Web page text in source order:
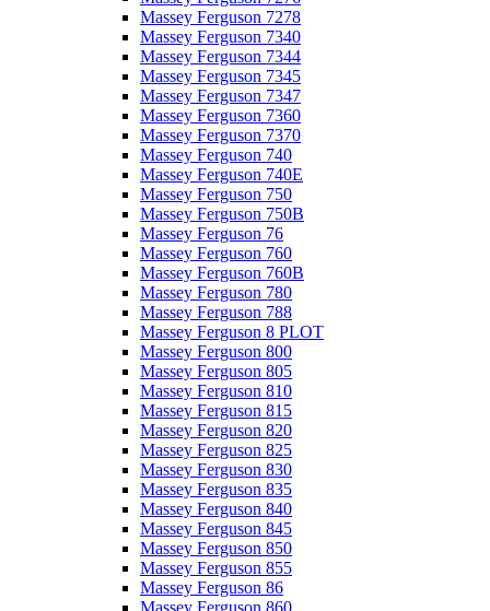
Massey Ferguson 7278
Massey Ferguson 7340
Massey Ferguson 7344
Massey Ferguson 7345
Massey Ferguson 7347
Massey Ferguson 7360
Massey Ferguson 7370
Massey Ferguson 740
Massey Ferguson 740E
Massey Ferguson 750
Massey Ferguson 750B
Massey Ferguson 76
Massey Ferguson 760
Massey Ferguson 760B
Massey Ferguson 780
Massey Ferguson 788
Massey Ferguson 8 PLOT
Massey Ferguson 800
Massey Ferguson 805
Massey Ferguson 810
Massey Ferguson 815
Massey Ferguson 820
Massey Ferguson 825
Massey Ferguson 830
Massey Ferguson 835
Massey Ferguson 840
Massey Ferguson 845
Massey Ferguson 850
Massey Ferguson 855
Massey Ferguson 86
Massey Ferguson 860